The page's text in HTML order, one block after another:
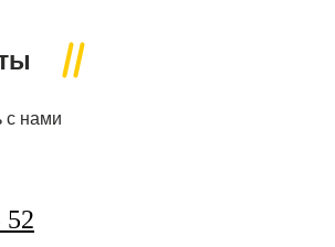
с нами
52